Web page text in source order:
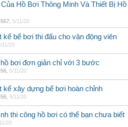
Hồ Bơi Thông Minh Và Thiết Bị
5/11/20
kế bể bơi thi đấu cho vận động viên
11/20
bơi đơn giản chỉ với 3 bước
5/11/20
kế xây dựng bể bơi hoàn chỉnh
9/11/20
thi công hồ bơi có thể bạn chưa biết
20